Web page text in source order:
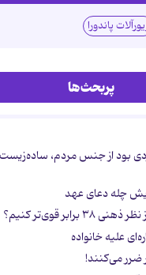
پاندورا
پربحث‌ها
بود از جنس مردم، ساده‌زیست،
چله دعای عهد
قوی‌تر کنیم؟
ضرر می‌کنند!